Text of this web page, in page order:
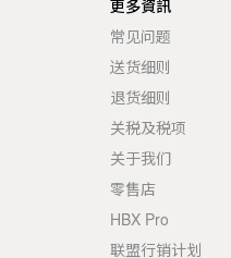
更多資訊
常见问题
送货细则
退货细则
关税及税项
关于我们
零售店
HBX Pro
联盟行销计划